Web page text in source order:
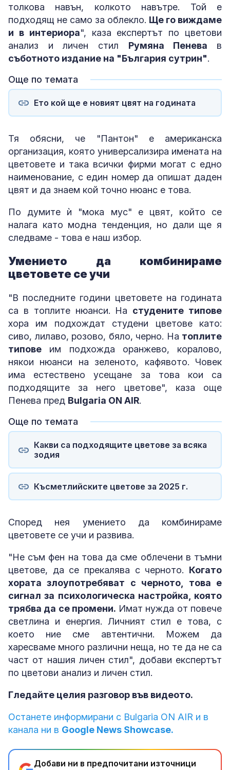
толкова навън, колкото навътре. Той е
подходящ не само за облекло. Ще го виждаме
и в интериора", каза експертът по цветови
анализ и личен стил Румяна Пенева в
съботното издание на "България сутрин".
Още по темата
Ето кой ще е новият цвят на годината
Тя обясни, че "Пантон" е американска
организация, която универсализира имената на
цветовете и така всички фирми могат с едно
наименование, с един номер да опишат даден
цвят и да знаем кой точно нюанс е това.
По думите ѝ "мока мус" е цвят, който се
налага като модна тенденция, но дали ще я
следваме - това е наш избор.
Умението да комбинираме
цветовете се учи
"В последните години цветовете на годината
са в топлите нюанси. На студените типове
хора им подхождат студени цветове като:
сиво, лилаво, розово, бяло, черно. На топлите
типове им подхожда оранжево, коралово,
някои нюанси на зеленото, кафявото. Човек
има естествено усещане за това кои са
подходящите за него цветове", каза още
Пенева пред Bulgaria ON AIR.
Още по темата
Какви са подходящите цветове за всяка
зодия
Късметлийските цветове за 2025 г.
Според нея умението да комбинираме
цветовете се учи и развива.
"Не съм фен на това да сме облечени в тъмни
цветове, да се прекалява с черното. Когато
хората злоупотребяват с черното, това е
сигнал за психологическа настройка, която
трябва да се промени. Имат нужда от повече
светлина и енергия. Личният стил е това, с
което ние сме автентични. Можем да
харесваме много различни неща, но те да не са
част от нашия личен стил", добави експертът
по цветови анализ и личен стил.
Гледайте целия разговор във видеото.
Останете информирани с Bulgaria ON AIR и в
канала ни в Google News Showcase.
Добави ни в предпочитани източници